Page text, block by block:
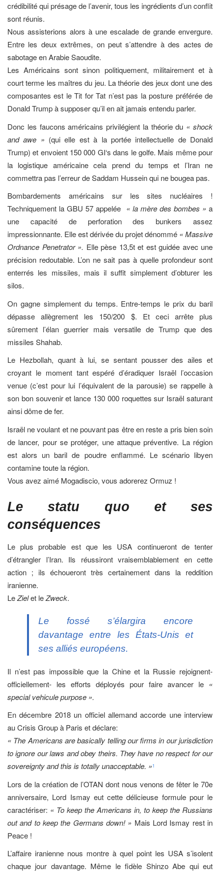
crédibilité qui présage de l’avenir, tous les ingrédients d’un conflit
sont réunis.
Nous assisterions alors à une escalade de grande envergure.
Entre les deux extrêmes, on peut s’attendre à des actes de
sabotage en Arabie Saoudite.
Les Américains sont sinon politiquement, militairement et à
court terme les maîtres du jeu. La théorie des jeux dont une des
composantes est le Tit for Tat n’est pas la posture préférée de
Donald Trump à supposer qu’il en ait jamais entendu parler.
Donc les faucons américains privilégient la théorie du « shock
and awe » (qui elle est à la portée intellectuelle de Donald
Trump) et envoient 150 000 GI‘s dans le golfe. Mais même pour
la logistique américaine cela prend du temps et l’Iran ne
commettra pas l’erreur de Saddam Hussein qui ne bougea pas.
Bombardements américains sur les sites nucléaires !
Techniquement la GBU 57 appelée « la mère des bombes » a
une capacité de perforation des bunkers assez
impressionnante. Elle est dérivée du projet dénommé « Massive
Ordnance Penetrator ». Elle pèse 13,5t et est guidée avec une
précision redoutable. L’on ne sait pas à quelle profondeur sont
enterrés les missiles, mais il suffit simplement d’obturer les
silos.
On gagne simplement du temps. Entre-temps le prix du baril
dépasse allègrement les 150/200 $. Et ceci arrête plus
sûrement l’élan guerrier mais versatile de Trump que des
missiles Shahab.
Le Hezbollah, quant à lui, se sentant pousser des ailes et
croyant le moment tant espéré d’éradiquer Israël l’occasion
venue (c’est pour lui l’équivalent de la parousie) se rappelle à
son bon souvenir et lance 130 000 roquettes sur Israël saturant
ainsi dôme de fer.
Israël ne voulant et ne pouvant pas être en reste a pris bien soin
de lancer, pour se protéger, une attaque préventive. La région
est alors un baril de poudre enflammé. Le scénario libyen
contamine toute la région.
Vous avez aimé Mogadiscio, vous adorerez Ormuz !
Le statu quo et ses
conséquences
Le plus probable est que les USA continueront de tenter
d’étrangler l’Iran. Ils réussiront vraisemblablement en cette
action ; ils échoueront très certainement dans la reddition
iranienne.
LeZielet leZweck.
Le fossé s’élargira encore
davantage entre les États-Unis et
ses alliés européens.
Il n’est pas impossible que la Chine et la Russie rejoignent-
officiellement- les efforts déployés pour faire avancer le «
special vehicule purpose ».
En décembre 2018 un officiel allemand accorde une interview
au Crisis Group à Paris et déclare:
« The Americans are basically telling our firms in our jurisdiction
to ignore our laws and obey theirs. They have no respect for our
sovereignty and this is totally unacceptable. »1
Lors de la création de l’OTAN dont nous venons de fêter le 70e
anniversaire, Lord Ismay eut cette délicieuse formule pour le
caractériser: « To keep the Americans in, to keep the Russians
out and to keep the Germans down! » Mais Lord Ismay rest in
Peace !
L’affaire iranienne nous montre à quel point les USA s’isolent
chaque jour davantage. Même le fidèle Shinzo Abe qui eut